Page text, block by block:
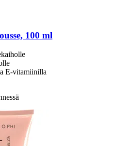
100 ml
E-vitamiinilla